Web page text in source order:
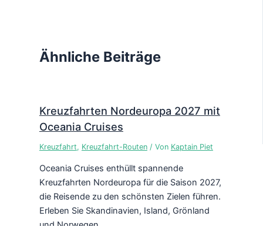
Ähnliche Beiträge
Kreuzfahrten Nordeuropa 2027 mit
Oceania Cruises
Kreuzfahrt, Kreuzfahrt-Routen/ Von Kaptain Piet
Oceania Cruises enthüllt spannende
Kreuzfahrten Nordeuropa für die Saison 2027,
die Reisende zu den schönsten Zielen führen.
Erleben Sie Skandinavien, Island, Grönland